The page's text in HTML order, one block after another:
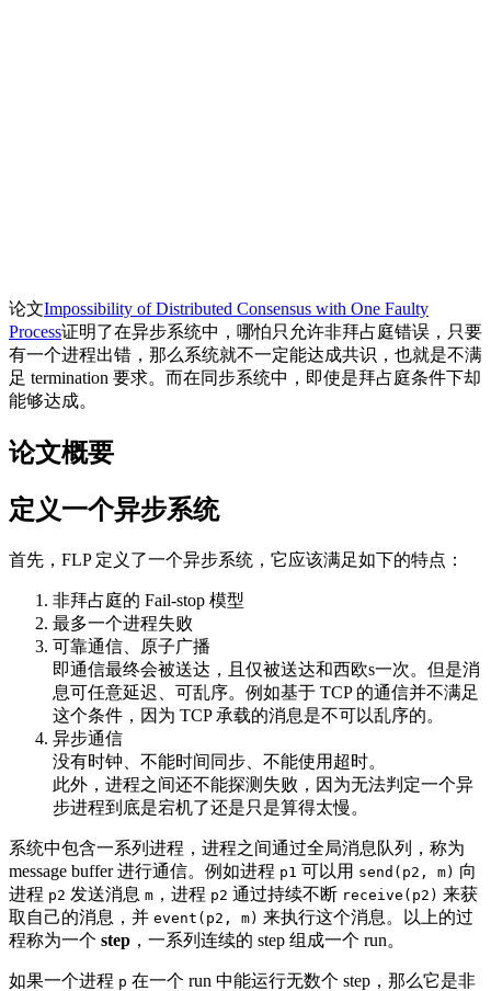
论文Impossibility of Distributed Consensus with One Faulty
Process证明了在异步系统中，哪怕只允许非拜占庭错误，只要
有一个进程出错，那么系统就不一定能达成共识，也就是不满
足 termination 要求。而在同步系统中，即使是拜占庭条件下却
能够达成。
论文概要
定义一个异步系统
首先，FLP 定义了一个异步系统，它应该满足如下的特点：
非拜占庭的 Fail-stop 模型
最多一个进程失败
可靠通信、原子广播
即通信最终会被送达，且仅被送达和西欧s一次。但是消
息可任意延迟、可乱序。例如基于 TCP 的通信并不满足
这个条件，因为 TCP 承载的消息是不可以乱序的。
异步通信
没有时钟、不能时间同步、不能使用超时。
此外，进程之间还不能探测失败，因为无法判定一个异
步进程到底是宕机了还是只是算得太慢。
系统中包含一系列进程，进程之间通过全局消息队列，称为
message buffer 进行通信。例如进程 p1 可以用 send(p2, m) 向
进程 p2 发送消息 m ，进程 p2 通过持续不断 receive(p2) 来获
取自己的消息，并 event(p2, m) 来执行这个消息。以上的过
程称为一个 step ，一系列连续的 step 组成一个 run。
如果一个进程 p 在一个 run 中能运行无数个 step，那么它是非